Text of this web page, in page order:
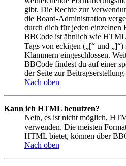
gibt. Die Rechte zur
die Board-Administration
durch dich für jeden einzelnen
BBCode ist ähnlich wie
Tags von eckigen („[“ und „]“)
Klammern eingeschlossen.
BBCode findest du auf einer
der Seite zur
Nach oben
Kann ich HTML benutzen?
Nein, es ist nicht möglich,
verwenden. Die meisten
HTML bietet, können über
Nach oben